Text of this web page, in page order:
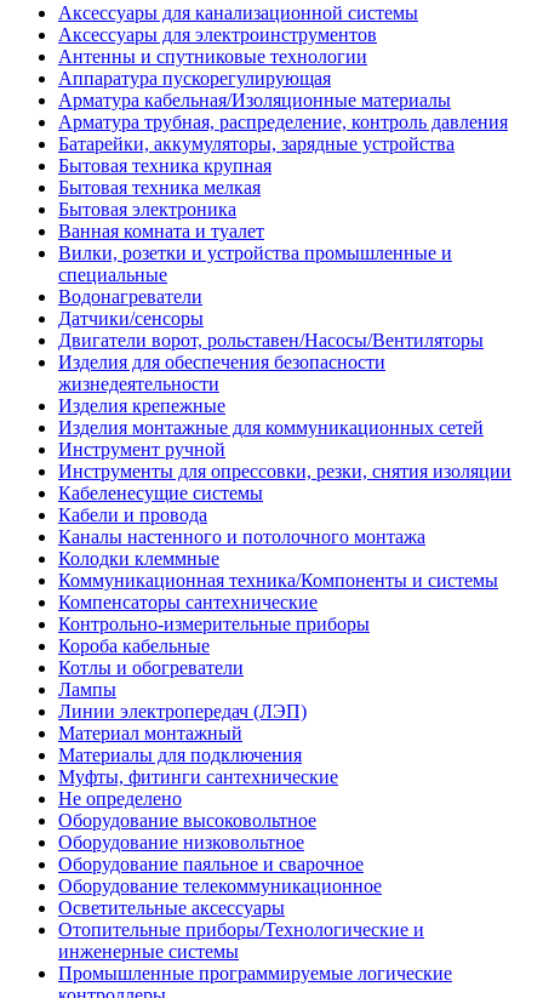
Аксессуары для канализационной системы
Аксессуары для электроинструментов
Антенны и спутниковые технологии
Аппаратура пускорегулирующая
Арматура кабельная/Изоляционные материалы
Арматура трубная, распределение, контроль давления
Батарейки, аккумуляторы, зарядные устройства
Бытовая техника крупная
Бытовая техника мелкая
Бытовая электроника
Ванная комната и туалет
Вилки, розетки и устройства промышленные и
специальные
Водонагреватели
Датчики/сенсоры
Двигатели ворот, рольставен/Насосы/Вентиляторы
Изделия для обеспечения безопасности
жизнедеятельности
Изделия крепежные
Изделия монтажные для коммуникационных сетей
Инструмент ручной
Инструменты для опрессовки, резки, снятия изоляции
Кабеленесущие системы
Кабели и провода
Каналы настенного и потолочного монтажа
Колодки клеммные
Коммуникационная техника/Компоненты и системы
Компенсаторы сантехнические
Контрольно-измерительные приборы
Короба кабельные
Котлы и обогреватели
Лампы
Линии электропередач (ЛЭП)
Материал монтажный
Материалы для подключения
Муфты, фитинги сантехнические
Не определено
Оборудование высоковольтное
Оборудование низковольтное
Оборудование паяльное и сварочное
Оборудование телекоммуникационное
Осветительные аксессуары
Отопительные приборы/Технологические и
инженерные системы
Промышленные программируемые логические